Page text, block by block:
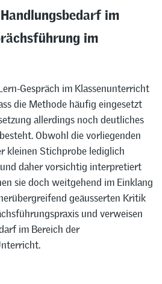
im
im
Gespräch im Klassenunterricht
die Methode häufig eingesetzt
allerdings noch deutliches
Obwohl die vorliegenden
kleinen Stichprobe lediglich
daher vorsichtig interpretiert
sie doch weitgehend im Einklang
geäusserten Kritik
und verweisen
im Bereich der